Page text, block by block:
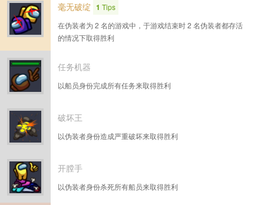
毫无破绽 1 Tips
在伪装者为 2 名的游戏中，于游戏结束时 2 名伪装者都存活
的情况下取得胜利
任务机器
以船员身份完成所有任务来取得胜利
破坏王
以伪装者身份造成严重破坏来取得胜利
开膛手
以伪装者身份杀死所有船员来取得胜利